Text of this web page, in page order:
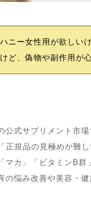
ニー女性用が欲しい
ど、偽物や副作用が
公式サプリメント市
規品の見極めが難
カ」「ビタミンB群
の悩み改善や美容・